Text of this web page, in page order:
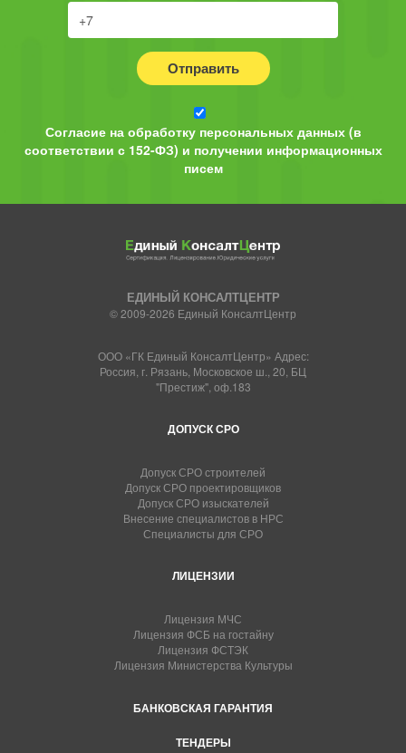
Отправить
Согласие на обработку персональных данных (в
соответствии с 152-ФЗ) и получении информационных
писем
ЕДИНЫЙ КОНСАЛТЦЕНТР
© 2009-2026 Единый КонсалтЦентр
ООО «ГК Единый КонсалтЦентр» Адрес:
Россия, г. Рязань, Московское ш., 20, БЦ
"Престиж", оф.183
ДОПУСК СРО
Допуск СРО строителей
Допуск СРО проектировщиков
Допуск СРО изыскателей
Внесение специалистов в НРС
Специалисты для СРО
ЛИЦЕНЗИИ
Лицензия МЧС
Лицензия ФСБ на гостайну
Лицензия ФСТЭК
Лицензия Министерства Культуры
БАНКОВСКАЯ ГАРАНТИЯ
ТЕНДЕРЫ